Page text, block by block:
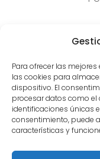
Para ofrecer las
las cookies para
dispositivo. El
procesar datos como
identificaciones únicas
consentimiento, puede
características y
Todos los
Funciona con -